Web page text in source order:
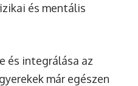
és mentális
és integrálása az
már egészen